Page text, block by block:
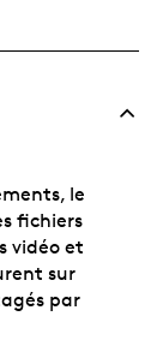
le
fichiers
vidéo et
sur
par